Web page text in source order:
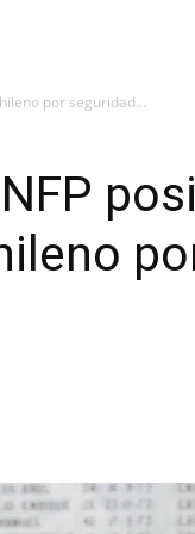
por seguridad...